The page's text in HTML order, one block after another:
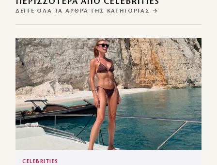
ΠΕΡΙΣΣΌΤΕΡΑ ΑΠΌ CELEBRITIES
ΔΕΊΤΕ ΌΛΑ ΤΑ ΆΡΘΡΑ ΤΗΣ ΚΑΤΗΓΟΡΊΑΣ →
CELEBRITIES